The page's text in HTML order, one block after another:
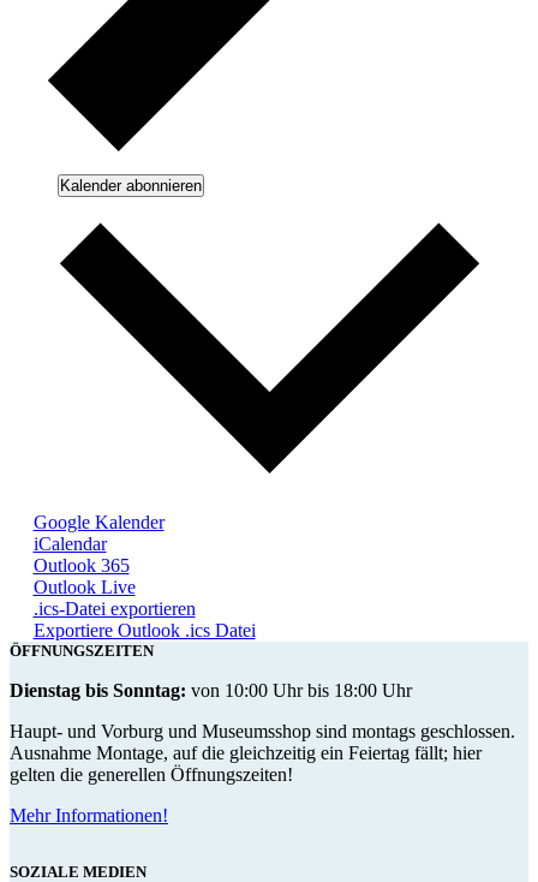
Kalender abonnieren
Google Kalender
iCalendar
Outlook 365
Outlook Live
.ics-Datei exportieren
Exportiere Outlook .ics Datei
ÖFFNUNGSZEITEN
Dienstag bis Sonntag: von 10:00 Uhr bis 18:00 Uhr
Haupt- und Vorburg und Museumsshop sind montags geschlossen.
Ausnahme Montage, auf die gleichzeitig ein Feiertag fällt; hier
gelten die generellen Öffnungszeiten!
Mehr Informationen!
SOZIALE MEDIEN